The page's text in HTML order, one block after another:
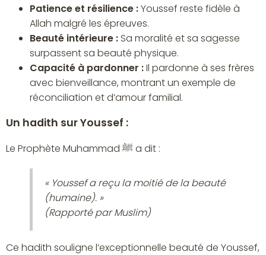
Patience et résilience :Youssef reste fidèle à
Allah malgré les épreuves.
Beauté intérieure : Sa moralité et sa sagesse
surpassent sa beauté physique.
Capacité à pardonner :Il pardonne à ses frères
avec bienveillance, montrant un exemple de
réconciliation et d’amour familial.
Un hadith sur Youssef :
Le Prophète Muhammad ﷺ a dit :
« Youssef a reçu la moitié de la beauté
(humaine). »
(Rapporté par Muslim)
Ce hadith souligne l’exceptionnelle beauté de Youssef,